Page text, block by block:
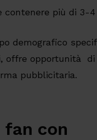
contenere più di 3-4
demografico
offre opportunità
pubblicitaria.
con